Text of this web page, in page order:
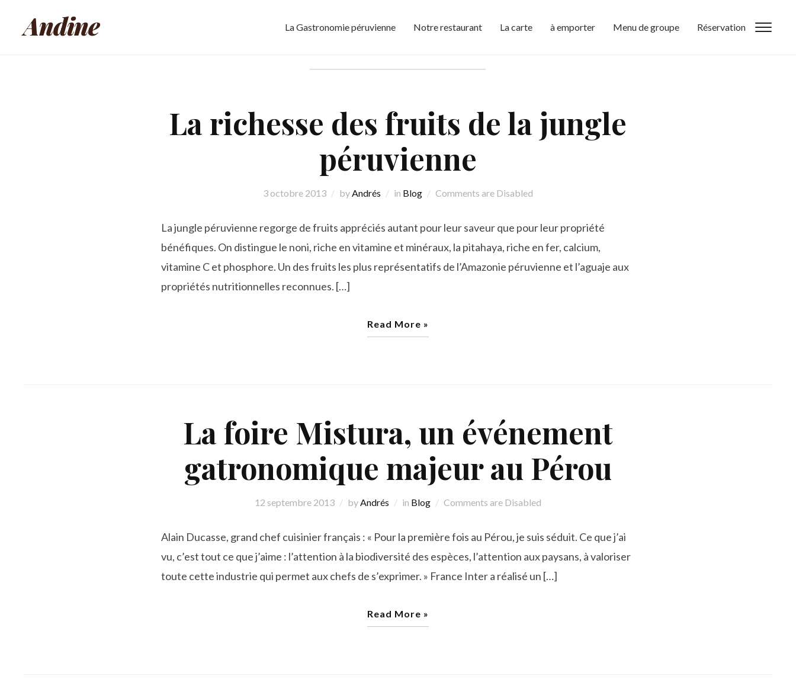
Andine La Gastronomie péruvienne Notre restaurant La carte à emporter Menu de groupe Réservation
Auteur/autrice :
La richesse des fruits de la jungle
péruvienne
3 octobre 2013 byAndrés in Blog Comments are Disabled
La jungle péruvienne regorge de fruits appréciés autant pour leur saveur que pour leur propriété
bénéfiques. On distingue le noni, riche en vitamine et minéraux, la pitahaya, riche en fer, calcium,
vitamine C et phosphore. Un des fruits les plus représentatifs de l’Amazonie péruvienne et l’aguaje aux
propriétés nutritionnelles reconnues. […]
Read More »
La foire Mistura, un événement
gatronomique majeur au Pérou
12 septembre 2013 byAndrés in Blog Comments are Disabled
Alain Ducasse, grand chef cuisinier français : « Pour la première fois au Pérou, je suis séduit. Ce que j’ai
vu, c’est tout ce que j’aime : l’attention à la biodiversité des espèces, l’attention aux paysans, à valoriser
toute cette industrie qui permet aux chefs de s’exprimer. » France Inter a réalisé un […]
Read More »